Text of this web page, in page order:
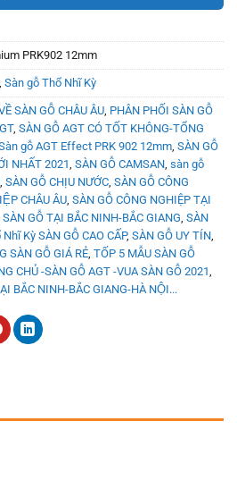
PRK902 12mm
, Sàn gỗ Thổ Nhĩ Kỳ
SÀN GỖ CHÂU ÂU, PHÂN PHỐI SÀN GỖ
, SÀN GỖ AGT CÓ TỐT KHÔNG-TỔNG
gỗ AGT Effect PRK 902 12mm, SÀN GỖ
NHẤT 2021, SÀN GỖ CAMSAN, sàn gỗ
, SÀN GỖ CHỊU NƯỚC, SÀN GỖ CÔNG
CHÂU ÂU, SÀN GỖ CÔNG NGHIỆP TẠI
SÀN GỖ TẠI BẮC NINH-BẮC GIANG, SÀN
Kỳ SÀN GỖ CAO CẤP, SÀN GỖ UY TÍN,
SÀN GỖ GIÁ RẺ, TỐP 5 MẪU SÀN GỖ
CHỦ -SÀN GỖ AGT -VUA SÀN GỖ 2021,
BẮC NINH-BẮC GIANG-HÀ NỘI...